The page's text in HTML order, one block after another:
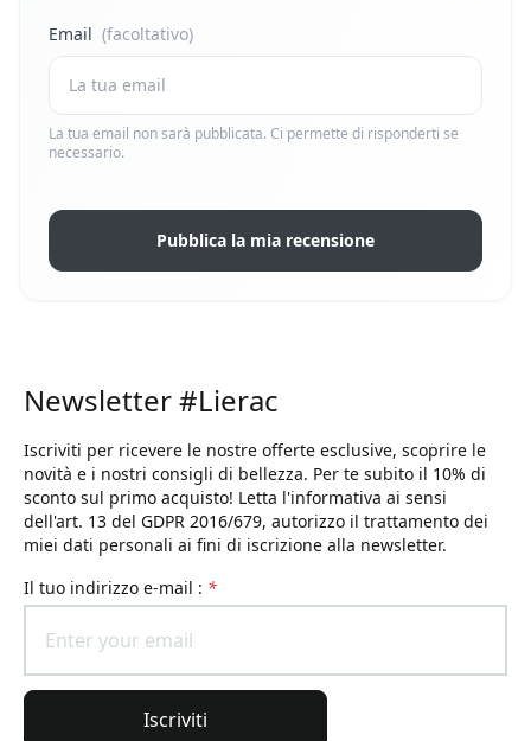
Email (facoltativo)
La tua email non sarà pubblicata. Ci permette di risponderti se
necessario.
Pubblica la mia recensione
Newsletter #Lierac
Iscriviti per ricevere le nostre offerte esclusive, scoprire le
novità e i nostri consigli di bellezza. Per te subito il 10% di
sconto sul primo acquisto! Letta l'informativa ai sensi
dell'art. 13 del GDPR 2016/679, autorizzo il trattamento dei
miei dati personali ai fini di iscrizione alla newsletter.
il tuo indirizzo e-mail : *
Iscriviti